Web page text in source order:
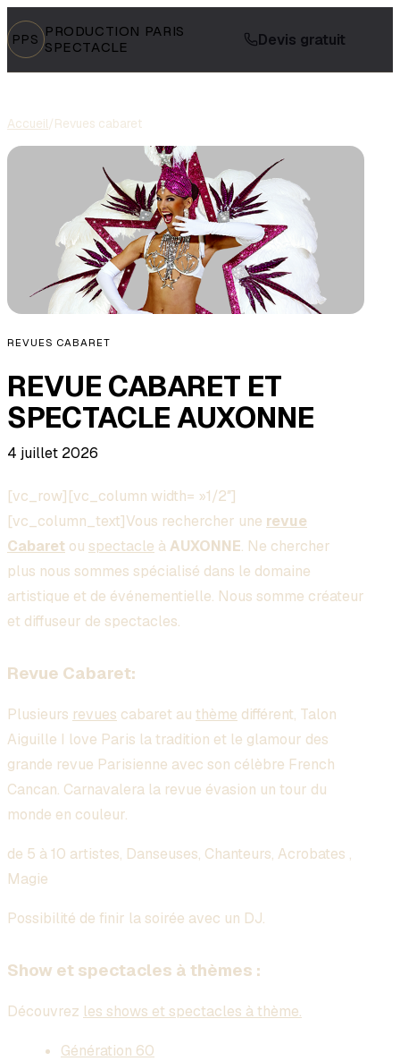
PPS PRODUCTION PARIS
SPECTACLE
Devis gratuit
Accueil/Revues cabaret
REVUES CABARET
REVUE CABARET ET
SPECTACLE AUXONNE
4 juillet 2026
[vc_row][vc_column width= »1/2″]
[vc_column_text]Vous rechercher une revue
Cabaret ou spectacle àAUXONNE. Ne chercher
plus nous sommes spécialisé dans le domaine
artistique et de événementielle. Nous somme créateur
et diffuseur de spectacles.
Revue Cabaret:
Plusieurs revues cabaret au thème différent, Talon
Aiguille I love Paris la tradition et le glamour des
grande revue Parisienne avec son célèbre French
Cancan. Carnavalera la revue évasion un tour du
monde en couleur.
de 5 à 10 artistes, Danseuses, Chanteurs, Acrobates ,
Magie
Possibilité de finir la soirée avec un DJ.
Show et spectacles à thèmes :
Découvrez les shows et spectacles à thème.
Génération 60